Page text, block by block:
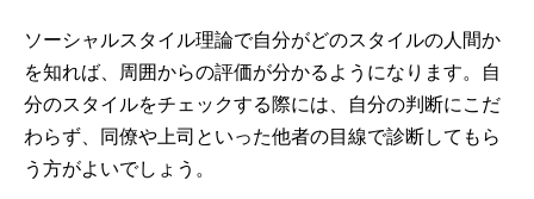
ソーシャルスタイル理論で自分がどのスタイルの人間か
を知れば、周囲からの評価が分かるようになります。自
分のスタイルをチェックする際には、自分の判断にこだ
わらず、同僚や上司といった他者の目線で診断してもら
う方がよいでしょう。